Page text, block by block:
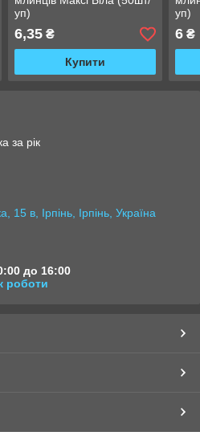
уп)
6,35₴
Купити
уп)
6 ₴
за рік
15 в, Ірпінь, Ірпінь, Україна
до 16:00
роботи